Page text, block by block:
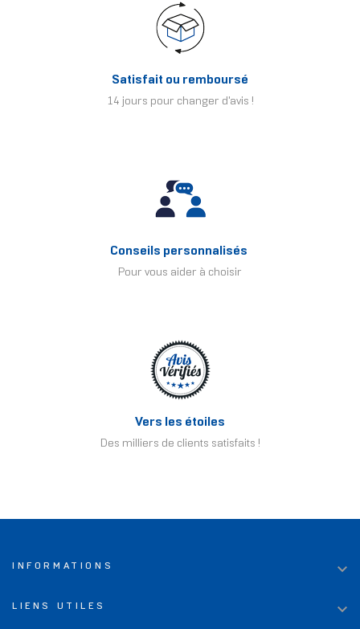
Satisfait ou remboursé
14 jours pour changer d'avis !
Conseils personnalisés
Pour vous aider à choisir
Vers les étoiles
Des milliers de clients satisfaits !
INFORMATIONS 
LIENS UTILES 